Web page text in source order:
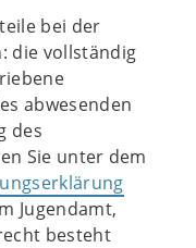
bei der
die vollständig
abwesenden
des
Sie unter dem
Jugendamt,
besteht